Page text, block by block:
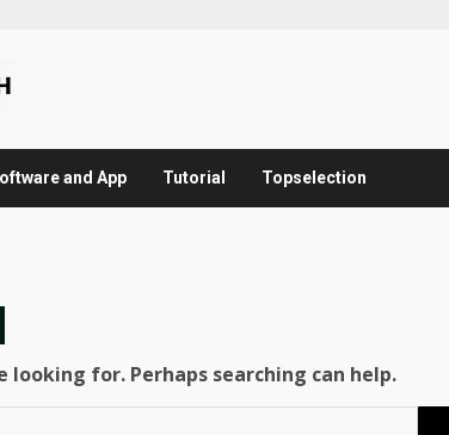
and App Tutorial Topselection
looking for. Perhaps searching can help.